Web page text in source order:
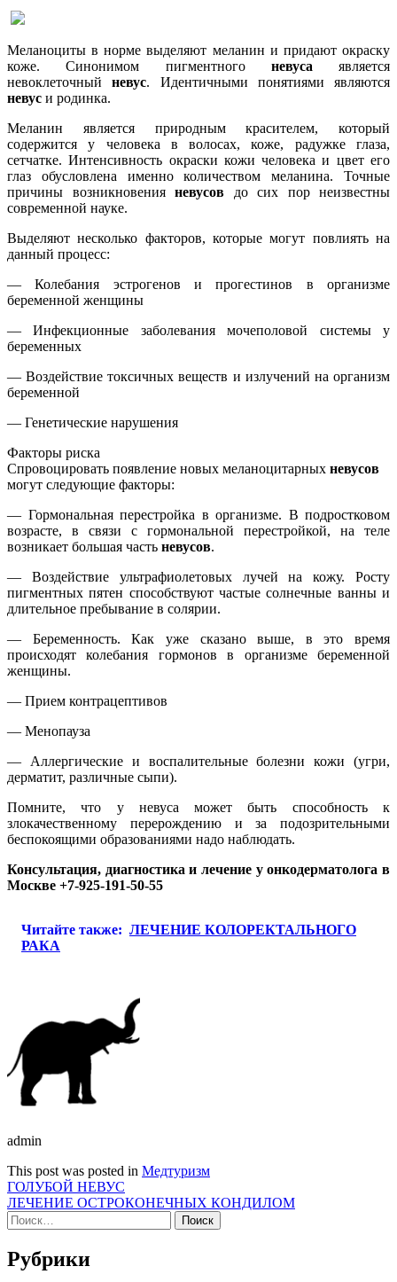
Меланоциты в норме выделяют меланин и придают окраску
коже. Синонимом пигментного невуса является
невоклеточныйневус. Идентичными понятиями являются
невус и родинка.
Меланин является природным красителем, который
содержится у человека в волосах, коже, радужке глаза,
сетчатке. Интенсивность окраски кожи человека и цвет его
глаз обусловлена именно количеством меланина. Точные
причины возникновения невусов до сих пор неизвестны
современной науке.
Выделяют несколько факторов, которые могут повлиять на
данный процесс:
— Колебания эстрогенов и прогестинов в организме
беременной женщины
— Инфекционные заболевания мочеполовой системы у
беременных
— Воздействие токсичных веществ и излучений на организм
беременной
— Генетические нарушения
Факторы риска
Спровоцировать появление новых меланоцитарных невусов
могут следующие факторы:
— Гормональная перестройка в организме. В подростковом
возрасте, в связи с гормональной перестройкой, на теле
возникает большая часть невусов.
— Воздействие ультрафиолетовых лучей на кожу. Росту
пигментных пятен способствуют частые солнечные ванны и
длительное пребывание в солярии.
— Беременность. Как уже сказано выше, в это время
происходят колебания гормонов в организме беременной
женщины.
— Прием контрацептивов
— Менопауза
— Аллергические и воспалительные болезни кожи (угри,
дерматит, различные сыпи).
Помните, что у невуса может быть способность к
злокачественному перерождению и за подозрительными
беспокоящими образованиями надо наблюдать.
Консультация, диагностика и лечение у онкодерматолога в
Москве +7-925-191-50-55
Читайте также: ЛЕЧЕНИЕ КОЛОРЕКТАЛЬНОГО
РАКА
admin
This post was posted in Медтуризм
Навигация
по
записям
ГОЛУБОЙ НЕВУС
ЛЕЧЕНИЕ ОСТРОКОНЕЧНЫХ КОНДИЛОМ
Найти:
Рубрики